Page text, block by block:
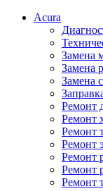
Acura
Замена
Замена
Замена
Ремонт
Ремонт
Ремонт
Ремонт
Ремонт
Ремонт
Ремонт